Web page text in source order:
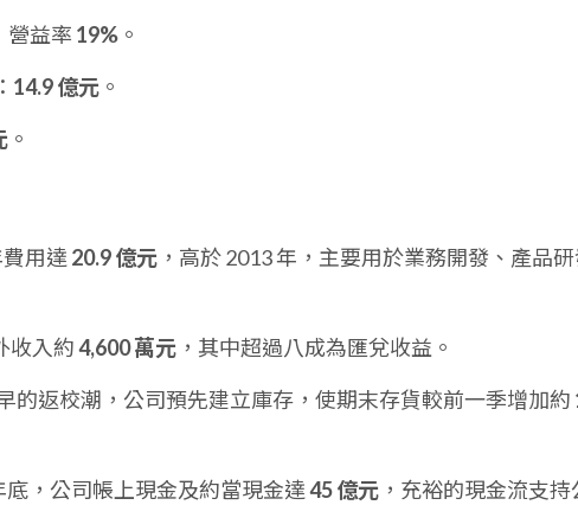
營益率 19% 。
： 14.9 億元 。
。
費用達 20.9 億元 ，高於 2013 年，主要用於業務開發、產品
收入約4,600 萬元 ，其中超過八成為匯兌收益。
的返校潮，公司預先建立庫存，使期末存貨較前一季增加約
底，公司帳上現金及約當現金達45 億元 ，充裕的現金流支持